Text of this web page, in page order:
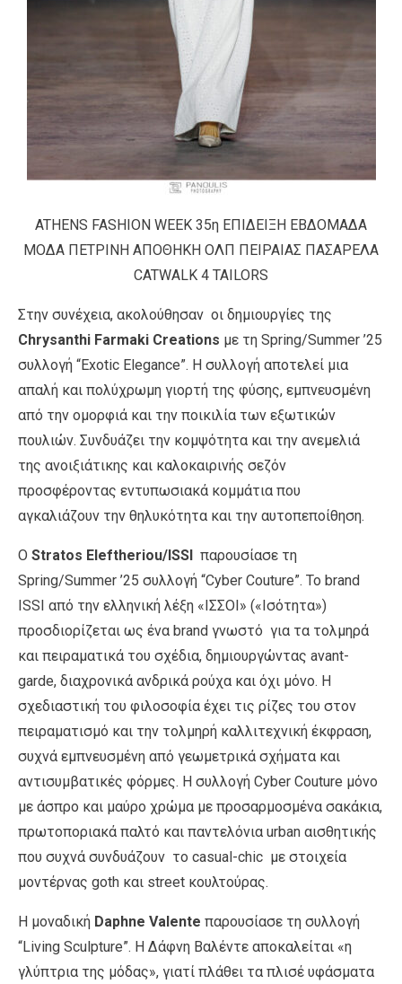
ATHENS FASHION WEEK 35η ΕΠΙΔΕΙΞΗ ΕΒΔΟΜΑΔΑ
ΜΟΔΑ ΠΕΤΡΙΝΗ ΑΠΟΘΗΚΗ ΟΛΠ ΠΕΙΡΑΙΑΣ ΠΑΣΑΡΕΛΑ
CATWALK 4 TAILORS
Στην συνέχεια, ακολούθησαν οι δημιουργίες της
Chrysanthi Farmaki Creations με τη Spring/Summer ’25
συλλογή “Exotic Elegance”. Η συλλογή αποτελεί μια
απαλή και πολύχρωμη γιορτή της φύσης, εμπνευσμένη
από την ομορφιά και την ποικιλία των εξωτικών
πουλιών. Συνδυάζει την κομψότητα και την ανεμελιά
της ανοιξιάτικης και καλοκαιρινής σεζόν
προσφέροντας εντυπωσιακά κομμάτια που
αγκαλιάζουν την θηλυκότητα και την αυτοπεποίθηση.
O Stratos Eleftheriou/ISSI παρουσίασε τη
Spring/Summer ’25 συλλογή “Cyber Couture”. Το brand
ISSI από την ελληνική λέξη «ΙΣΣΟΙ» («Ισότητα»)
προσδιορίζεται ως ένα brand γνωστό για τα τολμηρά
και πειραματικά του σχέδια, δημιουργώντας avant-
garde, διαχρονικά ανδρικά ρούχα και όχι μόνο. Η
σχεδιαστική του φιλοσοφία έχει τις ρίζες του στον
πειραματισμό και την τολμηρή καλλιτεχνική έκφραση,
συχνά εμπνευσμένη από γεωμετρικά σχήματα και
αντισυμβατικές φόρμες. H συλλογή Cyber Couture μόνο
με άσπρο και μαύρο χρώμα με προσαρμοσμένα σακάκια,
πρωτοποριακά παλτό και παντελόνια urban αισθητικής
που συχνά συνδυάζουν το casual-chic με στοιχεία
μοντέρνας goth και street κουλτούρας.
Η μοναδική Daphne Valente παρουσίασε τη συλλογή
“Living Sculpture”. Η Δάφνη Βαλέντε αποκαλείται «η
γλύπτρια της μόδας», γιατί πλάθει τα πλισέ υφάσματα